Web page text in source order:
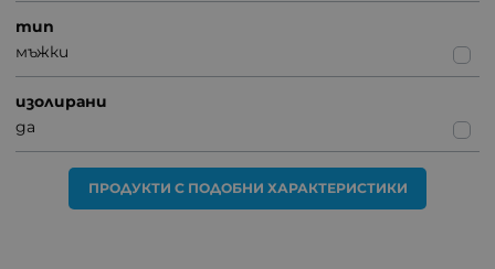
тип
мъжки
изолирани
да
ПРОДУКТИ С ПОДОБНИ ХАРАКТЕРИСТИКИ